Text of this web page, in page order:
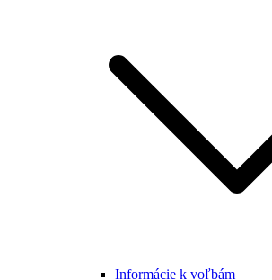
Informácie k voľbám